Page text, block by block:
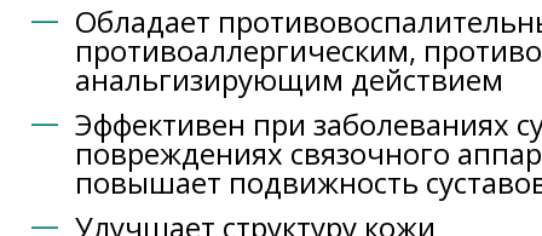
Обладает
противоаллергическим,
анальгизирующим действием
Эффективен при заболеваниях
повреждениях связочного
повышает подвижность
Улучшает структуру кожи